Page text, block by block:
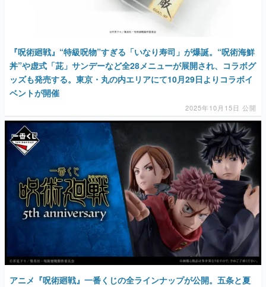
『呪術廻戦』“特級呪物”すぎる「いなり寿司」が爆誕。“呪術海鮮
丼”や虚式「茈」サンデーなど全28メニューが展開され、コラボグ
ッズも発売する。東京・丸の内エリアにて10月29日よりコラボイ
ベントが開催
2025年10月15日 公開
アニメ『呪術廻戦』一番くじの全ラインナップが公開。五条と夏